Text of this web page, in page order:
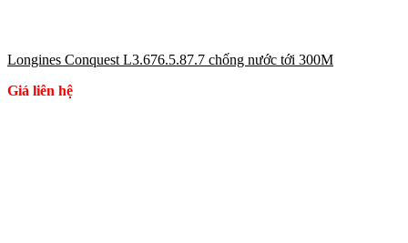
Longines Conquest L3.676.5.87.7 chống nước tới 300M
Giá liên hệ